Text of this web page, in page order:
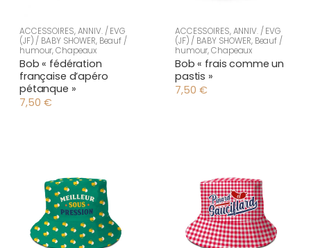
ACCESSOIRES,ANNIV. / EVG
(JF) / BABY SHOWER, Beauf /
humour,Chapeaux
Bob « fédération
française d’apéro
pétanque »
7,50 €
ACCESSOIRES,ANNIV. / EVG
(JF) / BABY SHOWER, Beauf /
humour,Chapeaux
Bob « frais comme un
pastis »
7,50 €